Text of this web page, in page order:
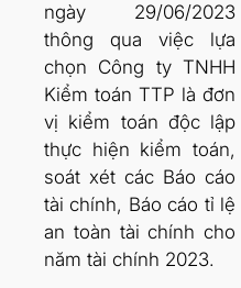
ngày 29/06/2023
thông qua việc lựa
chọn Công ty TNHH
Kiểm toán TTP là đơn
vị kiểm toán độc lập
thực hiện kiểm toán,
soát xét các Báo cáo
tài chính, Báo cáo tỉ lệ
an toàn tài chính cho
năm tài chính 2023.